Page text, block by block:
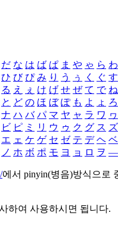
だ な は ば ぱ ま や ゃ ら わ
ひ び ぴ み り う ぅ く ぐ す
る え ぇ け げ せ ぜ て で ね
と ど の ほ ぼ ぽ も よ ょ ろ
ナ ハ バ パ マ ヤ ャ ラ ワ ヮ
ビ ピ ミ リ ウ ゥ ク グ ス ズ
エ ェ ケ ゲ セ ゼ テ デ ヘ ベ
ノ ホ ボ ポ モ ヨ ョ ロ ヲ ―
에서 pinyin(병음)방식으로
하여 사용하시면 됩니다.